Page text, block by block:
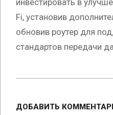
инвестировать в
Fi, установив
обновив роутер для
стандартов передачи
27
ДОБАВИТЬ